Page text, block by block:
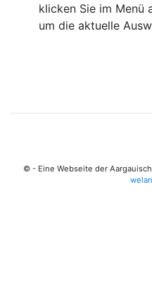
klicken Sie im Menü
um die aktuelle
© - Eine Webseite der